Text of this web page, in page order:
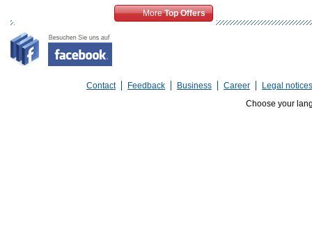
MoreTop Offers
Contact Feedback Business Career
Legal notices
Choose your